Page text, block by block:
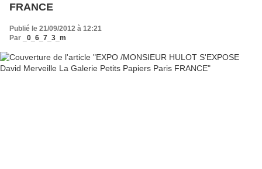
FRANCE
Publié le 21/09/2012 à 12:21
Par
_0_6_7_3_m